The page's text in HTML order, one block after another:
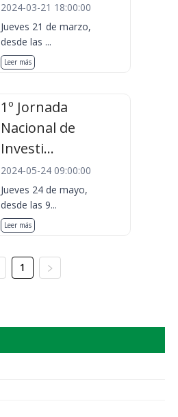
2024-03-21 18:00:00
Jueves 21 de marzo,
desde las ...
Leer más
1º Jornada
Nacional de
Investi...
2024-05-24 09:00:00
Jueves 24 de mayo,
desde las 9...
Leer más
1